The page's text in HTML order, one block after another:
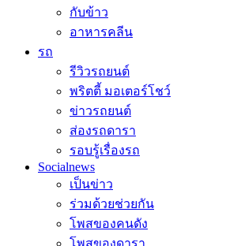
กับข้าว
อาหารคลีน
รถ
รีวิวรถยนต์
พริตตี้ มอเตอร์โชว์
ข่าวรถยนต์
ส่องรถดารา
รอบรู้เรื่องรถ
Socialnews
เป็นข่าว
ร่วมด้วยช่วยกัน
โพสของคนดัง
โพสของดารา